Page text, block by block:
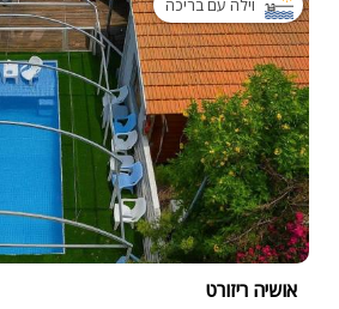
וילה עם בריכה
אושיה ריזורט